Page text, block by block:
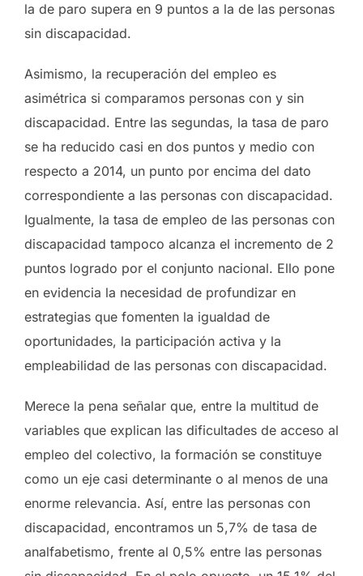
la de paro supera en 9 puntos a la de las personas
sin discapacidad.
Asimismo, la recuperación del empleo es
asimétrica si comparamos personas con y sin
discapacidad. Entre las segundas, la tasa de paro
se ha reducido casi en dos puntos y medio con
respecto a 2014, un punto por encima del dato
correspondiente a las personas con discapacidad.
Igualmente, la tasa de empleo de las personas con
discapacidad tampoco alcanza el incremento de 2
puntos logrado por el conjunto nacional. Ello pone
en evidencia la necesidad de profundizar en
estrategias que fomenten la igualdad de
oportunidades, la participación activa y la
empleabilidad de las personas con discapacidad.
Merece la pena señalar que, entre la multitud de
variables que explican las dificultades de acceso al
empleo del colectivo, la formación se constituye
como un eje casi determinante o al menos de una
enorme relevancia. Así, entre las personas con
discapacidad, encontramos un 5,7% de tasa de
analfabetismo, frente al 0,5% entre las personas